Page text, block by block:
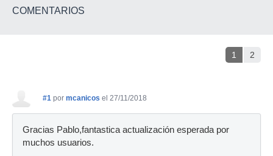
COMENTARIOS
1 2
#1 por mcanicos el 27/11/2018
Gracias Pablo,fantastica actualización esperada por
muchos usuarios.